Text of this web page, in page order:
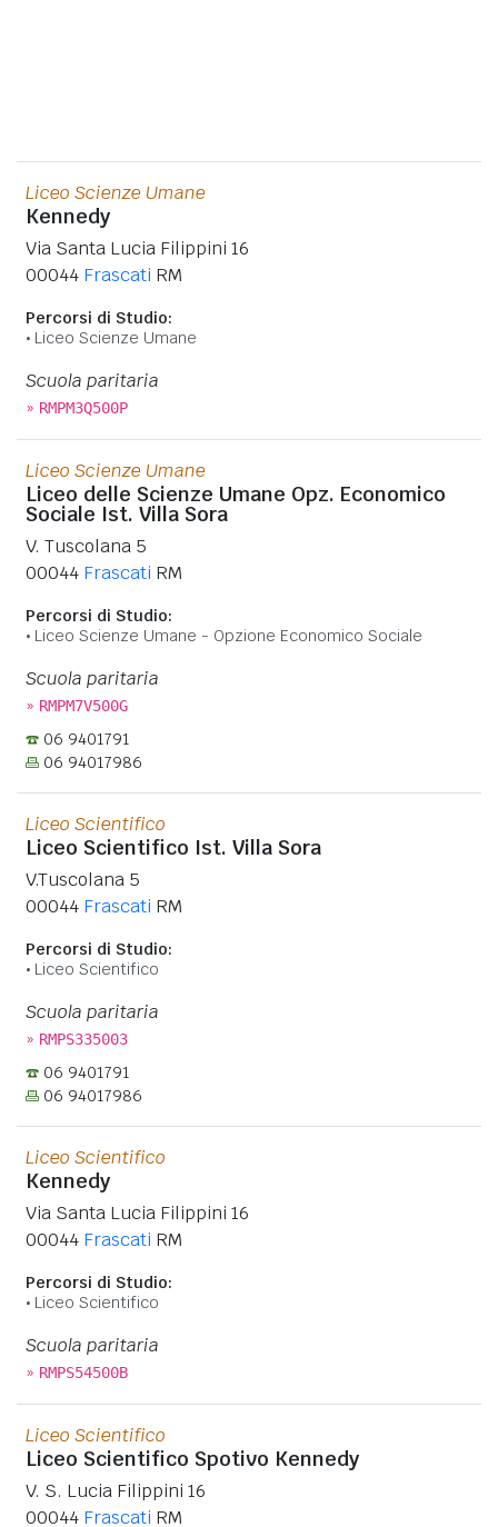
Liceo Scienze Umane
Kennedy
Via Santa Lucia Filippini 16
00044 Frascati RM
Percorsi di Studio:
Liceo Scienze Umane
Scuola paritaria
» RMPM3Q500P
Liceo Scienze Umane
Liceo delle Scienze Umane Opz. Economico
Sociale Ist. Villa Sora
V. Tuscolana 5
00044 Frascati RM
Percorsi di Studio:
Liceo Scienze Umane - Opzione Economico Sociale
Scuola paritaria
» RMPM7V500G
06 9401791
06 94017986
Liceo Scientifico
Liceo Scientifico Ist. Villa Sora
V.Tuscolana 5
00044 Frascati RM
Percorsi di Studio:
Liceo Scientifico
Scuola paritaria
» RMPS335003
06 9401791
06 94017986
Liceo Scientifico
Kennedy
Via Santa Lucia Filippini 16
00044 Frascati RM
Percorsi di Studio:
Liceo Scientifico
Scuola paritaria
» RMPS54500B
Liceo Scientifico
Liceo Scientifico Spotivo Kennedy
V. S. Lucia Filippini 16
00044 Frascati RM